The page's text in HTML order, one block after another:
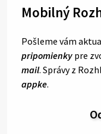
Mobilný
Pošleme vám
pripomienky pre
mail. Správy z
appke.